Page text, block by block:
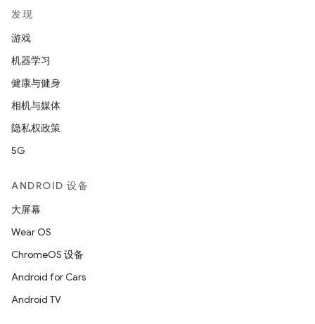
发现
游戏
机器学习
健康与健身
相机与媒体
隐私权政策
5G
ANDROID 设备
大屏幕
Wear OS
ChromeOS 设备
Android for Cars
Android TV